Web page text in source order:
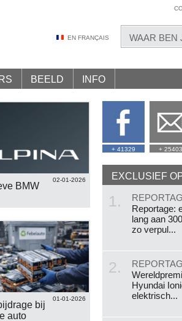
EN FRANÇAIS
BEELD INFO
02-01-2026
BMW
01-01-2026
bij
auto
+ 41329 + 25403
EXCLUSIEF
1.
Reportage:
lang aan
zo verpul...
2.
Hyundai
elektrisch...